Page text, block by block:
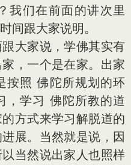
我们在前面的讲次里
间跟大家说明。
大家说，学佛其实有
，一个是在家。出家
按照 佛陀所规划的环
，学习 佛陀所教的道
方式来学习解脱道的
展。当然就是说，因
当然说出家人也照样